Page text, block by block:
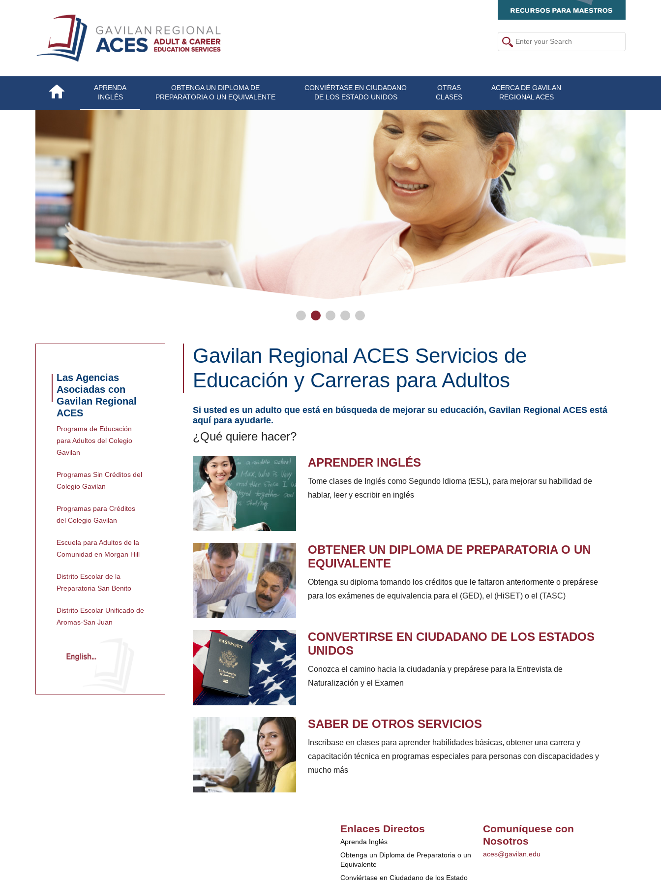
APRENDA
INGLÉS
OBTENGA UN DIPLOMA DE
PREPARATORIA O UN EQUIVALENTE
CONVIÉRTASE EN CIUDADANO
DE LOS ESTADO UNIDOS
OTRAS
CLASES
ACERCA DE GAVILAN
REGIONAL ACES
Gavilan Regional ACES Servicios de
Educación y Carreras para Adultos
Si usted es un adulto que está en búsqueda de mejorar su educación, Gavilan Regional ACES está
aquí para ayudarle.
¿Qué quiere hacer?
APRENDER INGLÉS
Tome clases de Inglés como Segundo Idioma (ESL), para mejorar su habilidad de
hablar, leer y escribir en inglés
OBTENER UN DIPLOMA DE PREPARATORIA O UN
EQUIVALENTE
Obtenga su diploma tomando los créditos que le faltaron anteriormente o prepárese
para los exámenes de equivalencia para el (GED), el (HiSET) o el (TASC)
CONVERTIRSE EN CIUDADANO DE LOS ESTADOS
UNIDOS
Conozca el camino hacia la ciudadanía y prepárese para la Entrevista de
Naturalización y el Examen
SABER DE OTROS SERVICIOS
Inscríbase en clases para aprender habilidades básicas, obtener una carrera y
capacitación técnica en programas especiales para personas con discapacidades y
mucho más
Las Agencias
Asociadas con
Gavilan Regional
ACES
Programa de Educación
para Adultos del Colegio
Gavilan
Programas Sin Créditos del
Colegio Gavilan
Programas para Créditos
del Colegio Gavilan
Escuela para Adultos de la
Comunidad en Morgan Hill
Distrito Escolar de la
Preparatoria San Benito
Distrito Escolar Unificado de
Aromas-San Juan
Enlaces Directos
Aprenda Inglés
Obtenga un Diploma de Preparatoria o un
Equivalente
Conviértase en Ciudadano de los Estado
Comuníquese con
Nosotros
aces@gavilan.edu